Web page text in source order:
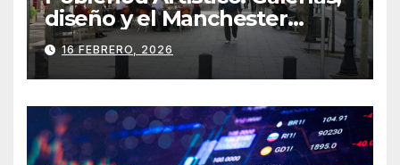
diseño y el Manchester
catalán
16 FEBRERO, 2026